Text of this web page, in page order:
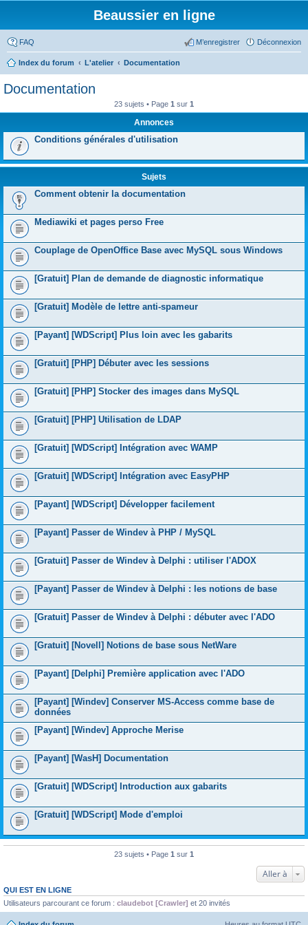
Beaussier en ligne
FAQ Déconnexion
M’enregistrer
Index du forum L'atelier Documentation
Documentation
23 sujets • Page 1 sur 1
Annonces
Conditions générales d'utilisation
Sujets
Comment obtenir la documentation
Mediawiki et pages perso Free
Couplage de OpenOffice Base avec MySQL sous Windows
[Gratuit] Plan de demande de diagnostic informatique
[Gratuit] Modèle de lettre anti-spameur
[Payant] [WDScript] Plus loin avec les gabarits
[Gratuit] [PHP] Débuter avec les sessions
[Gratuit] [PHP] Stocker des images dans MySQL
[Gratuit] [PHP] Utilisation de LDAP
[Gratuit] [WDScript] Intégration avec WAMP
[Gratuit] [WDScript] Intégration avec EasyPHP
[Payant] [WDScript] Développer facilement
[Payant] Passer de Windev à PHP / MySQL
[Gratuit] Passer de Windev à Delphi : utiliser l'ADOX
[Payant] Passer de Windev à Delphi : les notions de base
[Gratuit] Passer de Windev à Delphi : débuter avec l'ADO
[Gratuit] [Novell] Notions de base sous NetWare
[Payant] [Delphi] Première application avec l'ADO
[Payant] [Windev] Conserver MS-Access comme base de
données
[Payant] [Windev] Approche Merise
[Payant] [WasH] Documentation
[Gratuit] [WDScript] Introduction aux gabarits
[Gratuit] [WDScript] Mode d'emploi
23 sujets • Page 1 sur 1
Aller à
QUI EST EN LIGNE
Utilisateurs parcourant ce forum : claudebot [Crawler] et 20 invités